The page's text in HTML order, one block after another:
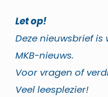
Let op!
Deze nieuwsbrief
MKB-nieuws.
Voor vragen of
Veel leesplezier!